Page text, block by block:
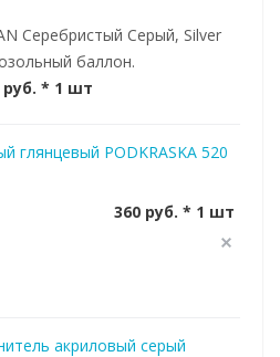
Серебристый Серый, Silver
баллон.
руб. * 1 шт
глянцевый PODKRASKA 520
360 руб. * 1 шт
акриловый серый